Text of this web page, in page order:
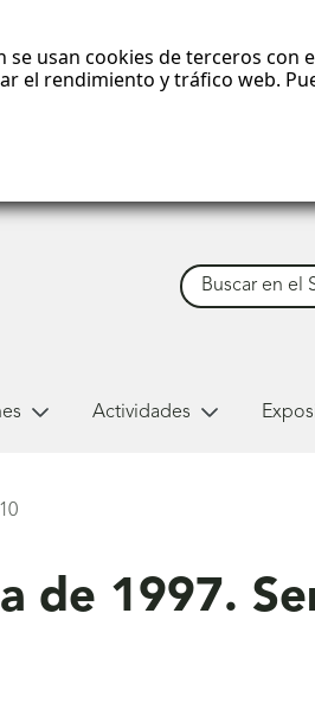
se usan cookies de terceros con
el rendimiento y tráfico web.
Buscar
Actividades
de 1997.